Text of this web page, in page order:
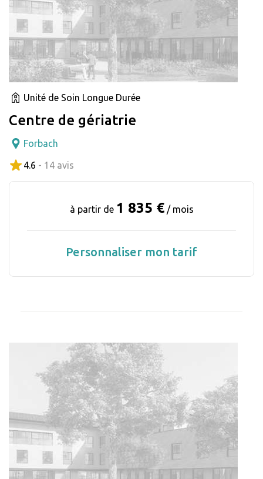
Unité de Soin Longue Durée
Centre de gériatrie
Forbach
4.6 - 14 avis
à partir de 1 835 € / mois
Personnaliser mon tarif